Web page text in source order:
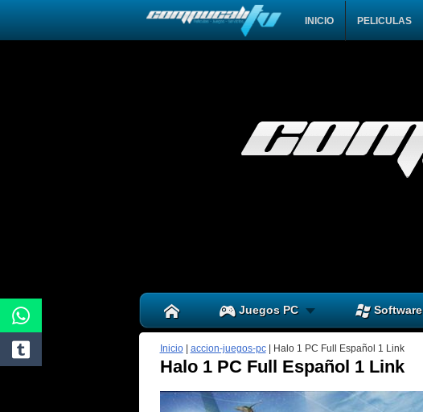
INICIO PELICULAS
Juegos PC Software
Inicio| accion-juegos-pc| Halo 1 PC Full Español 1 Link
Halo 1 PC Full Español 1 Link